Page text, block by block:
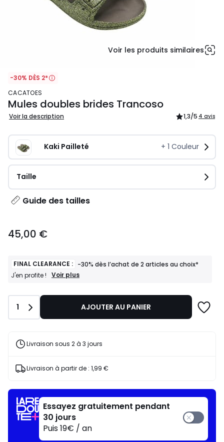
Voir les produits similaires
-30% DÈS 2*
CACATOES
Mules doubles brides Trancoso
Voir la description 1,3/5 4 avis
Kaki Pailleté + 1 Couleur
Taille
Guide des tailles
€.
45,00 €
FINAL CLEARANCE : -30% dès l’achat de 2 articles au choix*
J'en profite !
FINAL
articles
J'en
Voir plus
Quantité
1 AJOUTER AU PANIER
Livraison sous 2 à 3 jours
Livraison à partir de : 1,99 €
Essayez gratuitement pendant
30 jours
Puis 19€ / an